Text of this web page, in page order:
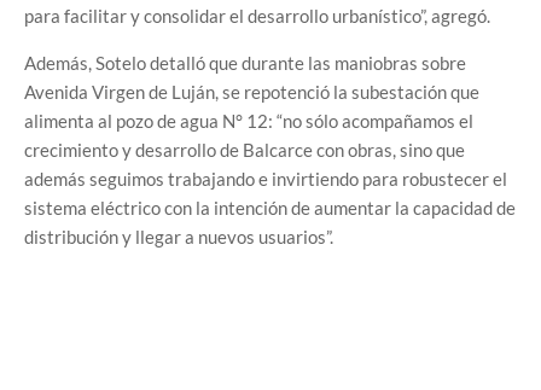
para facilitar y consolidar el desarrollo urbanístico”, agregó.
Además, Sotelo detalló que durante las maniobras sobre
Avenida Virgen de Luján, se repotenció la subestación que
alimenta al pozo de agua N° 12: “no sólo acompañamos el
crecimiento y desarrollo de Balcarce con obras, sino que
además seguimos trabajando e invirtiendo para robustecer el
sistema eléctrico con la intención de aumentar la capacidad de
distribución y llegar a nuevos usuarios”.